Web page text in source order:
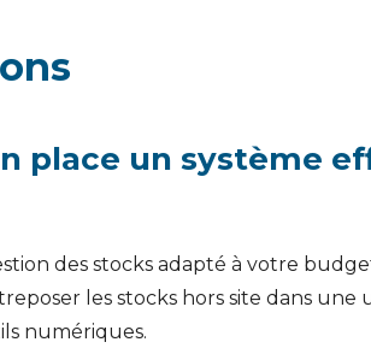
place un système
des stocks adapté à votre
les stocks hors site dans
numériques.